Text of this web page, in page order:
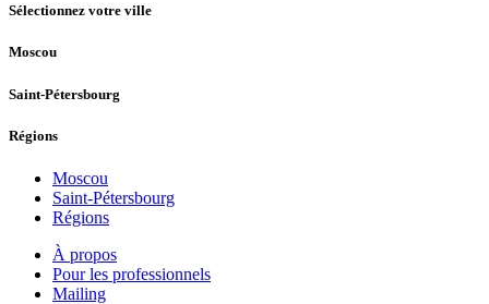
Sélectionnez votre ville
Moscou
Saint-Pétersbourg
Régions
Moscou
Saint-Pétersbourg
Régions
À propos
Pour les professionnels
Mailing